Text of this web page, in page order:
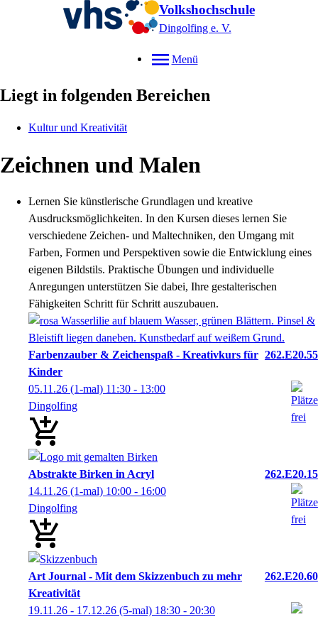
Volkshochschule
Dingolfing e. V.
Menü
Liegt in folgenden Bereichen
Kultur und Kreativität
Zeichnen und Malen
Lernen Sie künstlerische Grundlagen und kreative
Ausdrucksmöglichkeiten. In den Kursen dieses lernen Sie
verschiedene Zeichen- und Maltechniken, den Umgang mit
Farben, Formen und Perspektiven sowie die Entwicklung eines
eigenen Bildstils. Praktische Übungen und individuelle
Anregungen unterstützen Sie dabei, Ihre gestalterischen
Fähigkeiten Schritt für Schritt auszubauen.
Farbenzauber & Zeichenspaß - Kreativkurs für
Kinder
262.E20.55
05.11.26 (1-mal) 11:30 - 13:00
Dingolfing
Abstrakte Birken in Acryl
262.E20.15
14.11.26 (1-mal) 10:00 - 16:00
Dingolfing
Art Journal - Mit dem Skizzenbuch zu mehr
Kreativität
262.E20.60
19.11.26 - 17.12.26 (5-mal) 18:30 - 20:30